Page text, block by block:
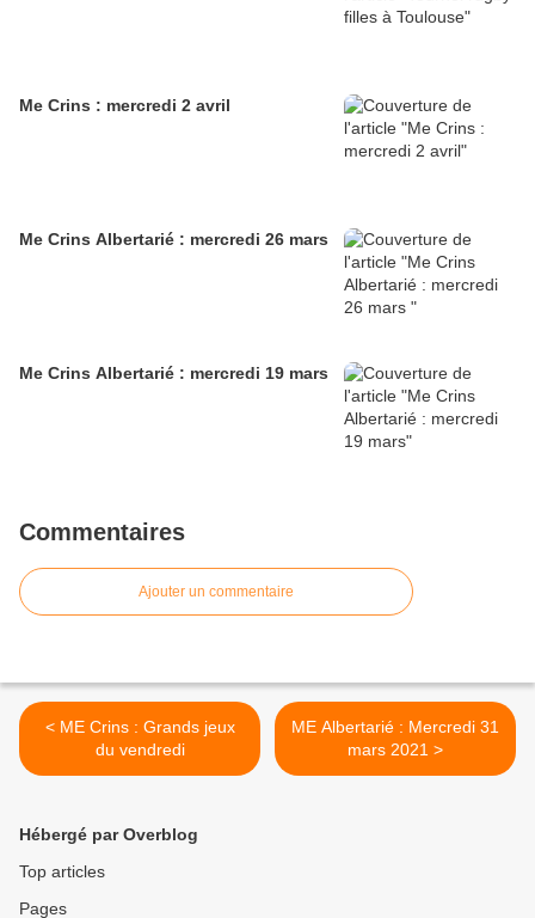
Me Crins : mercredi 2 avril
Me Crins Albertarié : mercredi 26 mars
Me Crins Albertarié : mercredi 19 mars
Commentaires
Ajouter un commentaire
< ME Crins : Grands jeux
du vendredi
ME Albertarié : Mercredi 31
mars 2021 >
Hébergé par Overblog
Top articles
Pages